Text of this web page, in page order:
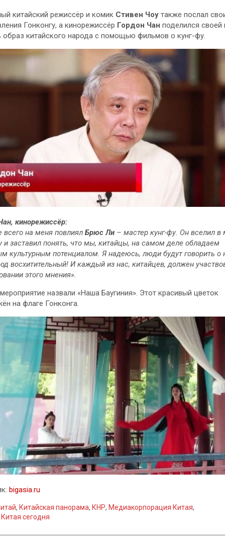
китайский режиссёр и комик Стивен Чоу также послал
Гонконгу, а кинорежиссёр Гордон Чан поделился своей
образ китайского народа с помощью фильмов о кунг-фу.
кинорежиссёр:
всего на меня повлиял Брюс Ли – мастер кунг-фу. Он вселил в
и заставил понять, что мы, китайцы, на самом деле обладаем
культурным потенциалом. Я надеюсь, люди будут говорить о
восхитительный! И каждый из нас, китайцев, должен
этого мнения».
назвали «Наша Баугиния». Этот красивый цветок
на флаге Гонконга.
bigasia.ru
, Китайская панорама, КНР, Медиакорпорация Китая,
сегодня